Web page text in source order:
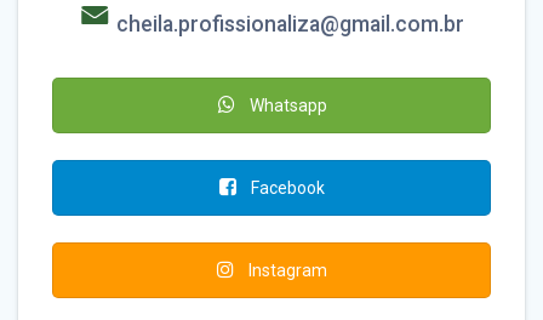
cheila.profissionaliza@gmail.com.br
Whatsapp
Facebook
Instagram